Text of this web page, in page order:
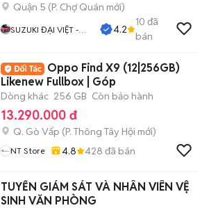
Quận 5 (P. Chợ Quán mới)
SUZUKI ĐẠI VIỆT -
4.2
10 đã
bán
Oppo Find X9 (12|256GB)
Likenew Fullbox | Góp
Dòng khác 256 GB Còn bảo hành
13.290.000 đ
Q. Gò Vấp (P. Thông Tây Hội mới)
NT Store 4.8 428 đã bán
TUYỂN GIÁM SÁT VÀ NHÂN VIÊN VỆ
SINH VĂN PHÒNG